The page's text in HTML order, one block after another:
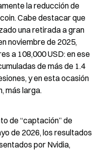
la reducción de
Cabe destacar que
una retirada a gran
noviembre de 2025,
a 108,000 USD: en ese
de más de 1.4
y en esta ocasión
más larga.
de “captación” de
de 2026, los resultados
por Nvidia,